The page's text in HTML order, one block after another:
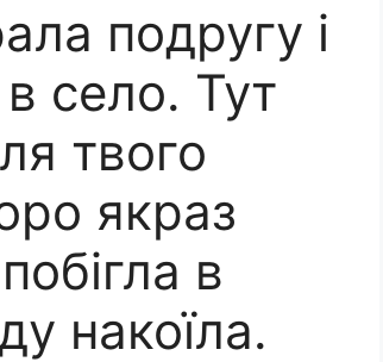
подругу і
село. Тут
твого
якраз
в
накоїла.